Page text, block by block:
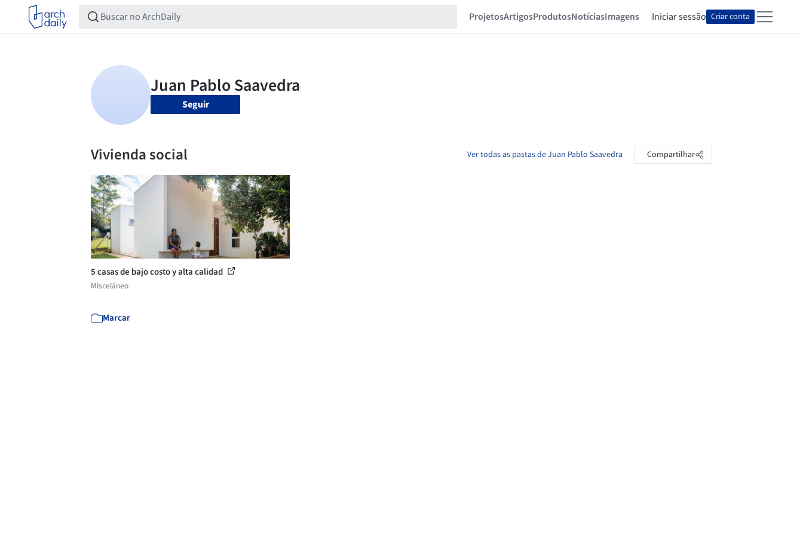
ProjetosArtigosProdutosNotíciasImagens Iniciar sessão Criar conta
Seguir
Vivienda social Ver todas as pastas de Juan Pablo Saavedra Compartilhar
5 casas de bajo costo y alta calidad
Misceláneo
Marcar